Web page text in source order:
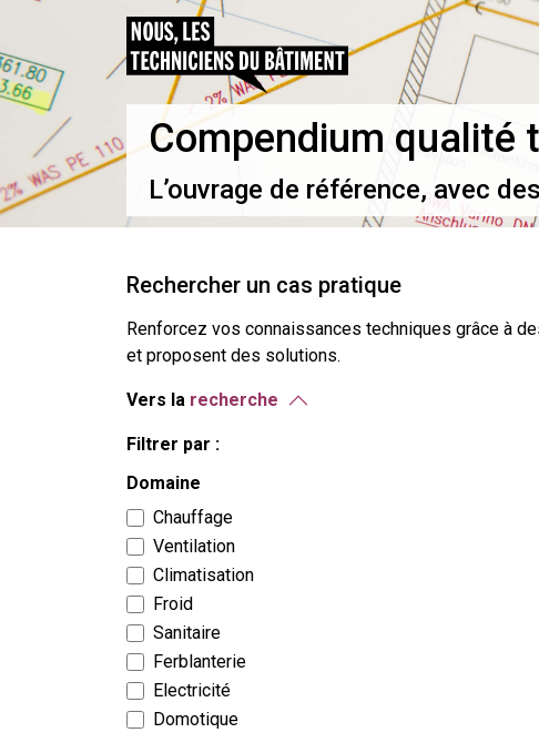
Compendium qualité
L’ouvrage de référence, avec
Rechercher un cas pratique
Renforcez vos connaissances techniques grâce à
et proposent des solutions.
Vers la recherche
Filtrer par :
Domaine
Chauffage
Ventilation
Climatisation
Froid
Sanitaire
Ferblanterie
Electricité
Domotique